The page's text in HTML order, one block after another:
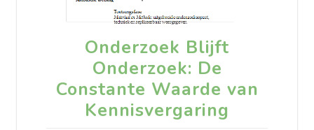
Onderzoek Blijft
Onderzoek: De
Constante Waarde van
Kennisvergaring